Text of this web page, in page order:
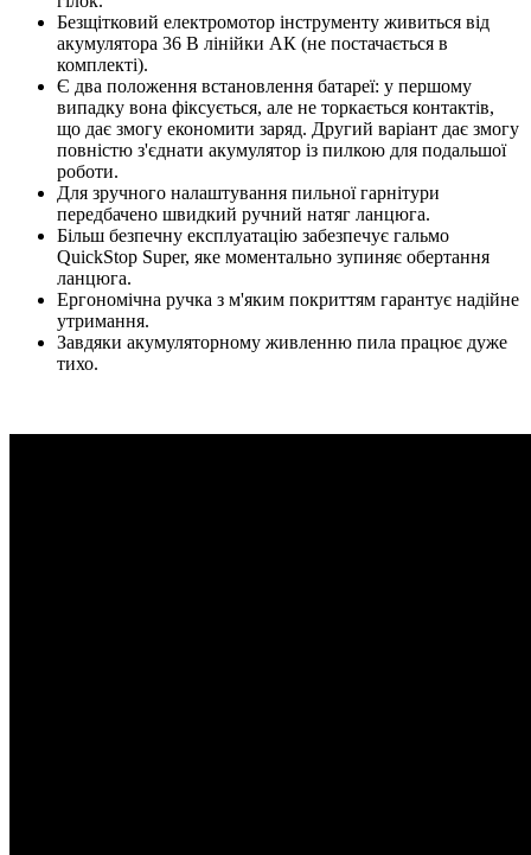
Безщітковий електромотор інструменту живиться від
акумулятора 36 В лінійки АК (не постачається в
комплекті).
Є два положення встановлення батареї: у першому
випадку вона фіксується, але не торкається контактів,
що дає змогу економити заряд. Другий варіант дає змогу
повністю з'єднати акумулятор із пилкою для подальшої
роботи.
Для зручного налаштування пильної гарнітури
передбачено швидкий ручний натяг ланцюга.
Більш безпечну експлуатацію забезпечує гальмо
QuickStop Super, яке моментально зупиняє обертання
ланцюга.
Ергономічна ручка з м'яким покриттям гарантує надійне
утримання.
Завдяки акумуляторному живленню пила працює дуже
тихо.